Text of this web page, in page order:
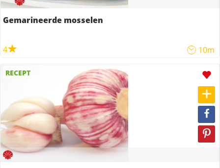
Gemarineerde mosselen
4 10m
RECEPT